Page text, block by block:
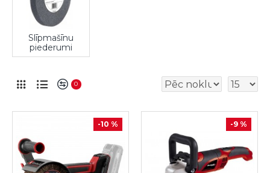
Slīpmašīnu
piederumi
0
-10 % -9 %